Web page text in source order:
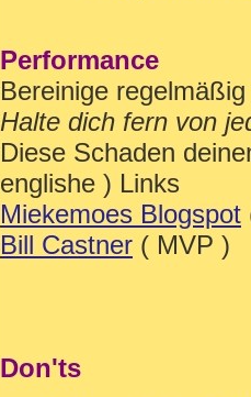
Performance
Bereinige
Halte dich fern von
Diese Schaden
englishe ) Links
Miekemoes Blogspot
Bill Castner ( MVP )
Don'ts